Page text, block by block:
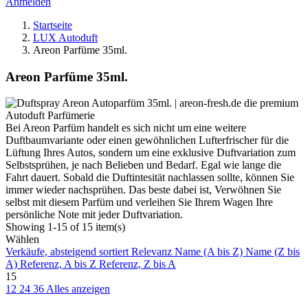
Startseite
LUX Autoduft
Areon Parfüme 35ml.
Areon Parfüme 35ml.
Bei Areon Parfüm handelt es sich nicht um eine weitere
Duftbaumvariante oder einen gewöhnlichen Lufterfrischer für die
Lüftung Ihres Autos, sondern um eine exklusive Duftvariation zum
Selbstsprühen, je nach Belieben und Bedarf. Egal wie lange die
Fahrt dauert. Sobald die Duftintesität nachlassen sollte, können Sie
immer wieder nachsprühen. Das beste dabei ist, Verwöhnen Sie
selbst mit diesem Parfüm und verleihen Sie Ihrem Wagen Ihre
persönliche Note mit jeder Duftvariation.
Showing 1-15 of 15 item(s)
Wählen
Verkäufe, absteigend sortiertRelevanz Name (A bis Z) Name (Z bis
A) Referenz, A bis Z Referenz, Z bis A
15
12 24 36Alles anzeigen